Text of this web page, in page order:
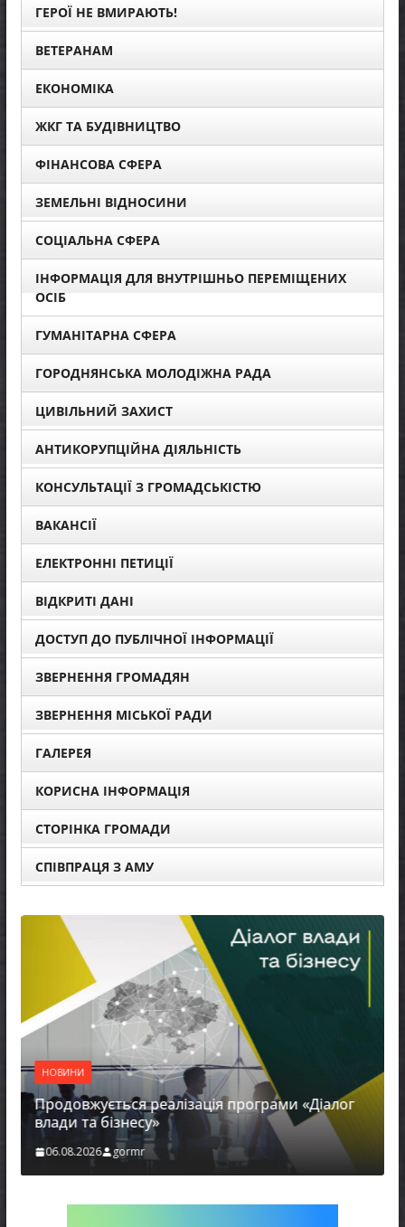
ГЕРОЇ НЕ ВМИРАЮТЬ!
ВЕТЕРАНАМ
ЕКОНОМІКА
ЖКГ ТА БУДІВНИЦТВО
ФІНАНСОВА СФЕРА
ЗЕМЕЛЬНІ ВІДНОСИНИ
СОЦІАЛЬНА СФЕРА
ІНФОРМАЦІЯ ДЛЯ ВНУТРІШНЬО ПЕРЕМІЩЕНИХ
ОСІБ
ГУМАНІТАРНА СФЕРА
ГОРОДНЯНСЬКА МОЛОДІЖНА РАДА
ЦИВІЛЬНИЙ ЗАХИСТ
АНТИКОРУПЦІЙНА ДІЯЛЬНІСТЬ
КОНСУЛЬТАЦІЇ З ГРОМАДСЬКІСТЮ
ВАКАНСІЇ
ЕЛЕКТРОННІ ПЕТИЦІЇ
ВІДКРИТІ ДАНІ
ДОСТУП ДО ПУБЛІЧНОЇ ІНФОРМАЦІЇ
ЗВЕРНЕННЯ ГРОМАДЯН
ЗВЕРНЕННЯ МІСЬКОЇ РАДИ
ГАЛЕРЕЯ
КОРИСНА ІНФОРМАЦІЯ
СТОРІНКА ГРОМАДИ
СПІВПРАЦЯ З АМУ
НОВИНИ
Продовжується реалізація програми «Діалог
влади та бізнесу»
06.08.2026 gormr